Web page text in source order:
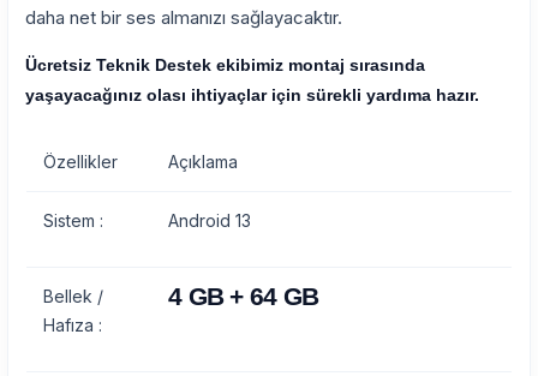
daha net bir ses almanızı sağlayacaktır.
Ücretsiz Teknik Destek ekibimiz montaj sırasında
yaşayacağınız olası ihtiyaçlar için sürekli yardıma hazır.
Özellikler Açıklama
Sistem : Android 13
Bellek /
Hafıza :
4 GB + 64 GB